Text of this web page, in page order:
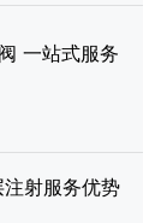
一站式服务
射服务优势